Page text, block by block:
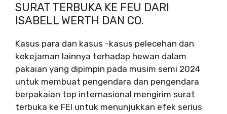
SURAT TERBUKA KE FEU DARI
ISABELL WERTH DAN CO.
Kasus para dan kasus -kasus pelecehan dan
kekejaman lainnya terhadap hewan dalam
pakaian yang dipimpin pada musim semi 2024
untuk membuat pengendara dan pengendara
berpakaian top internasional mengirim surat
terbuka ke FEI untuk menunjukkan efek serius